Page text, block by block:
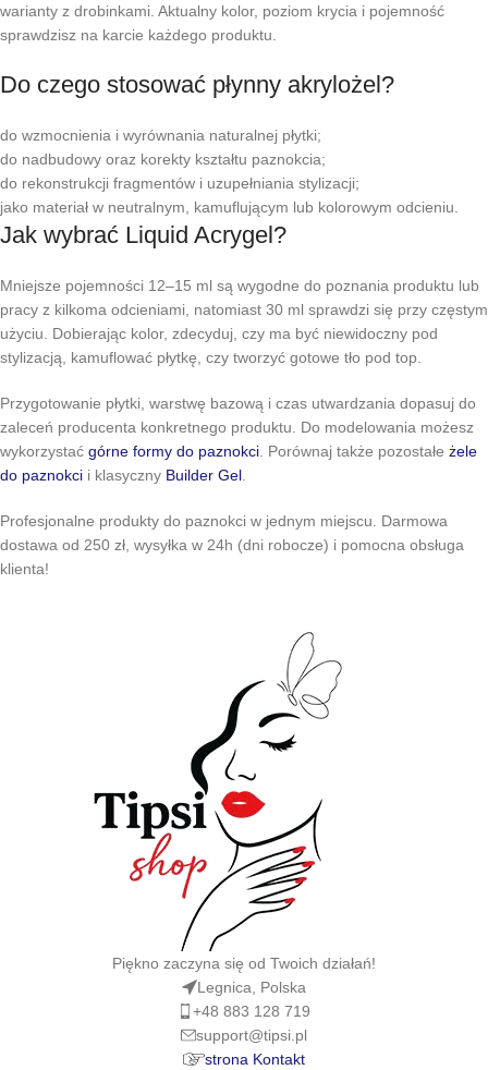
warianty z drobinkami. Aktualny kolor, poziom krycia i pojemność
sprawdzisz na karcie każdego produktu.
Do czego stosować płynny akrylożel?
do wzmocnienia i wyrównania naturalnej płytki;
do nadbudowy oraz korekty kształtu paznokcia;
do rekonstrukcji fragmentów i uzupełniania stylizacji;
jako materiał w neutralnym, kamuflującym lub kolorowym odcieniu.
Jak wybrać Liquid Acrygel?
Mniejsze pojemności 12–15 ml są wygodne do poznania produktu lub
pracy z kilkoma odcieniami, natomiast 30 ml sprawdzi się przy częstym
użyciu. Dobierając kolor, zdecyduj, czy ma być niewidoczny pod
stylizacją, kamuflować płytkę, czy tworzyć gotowe tło pod top.
Przygotowanie płytki, warstwę bazową i czas utwardzania dopasuj do
zaleceń producenta konkretnego produktu. Do modelowania możesz
wykorzystać górne formy do paznokci. Porównaj także pozostałe żele
do paznokci i klasyczny Builder Gel.
Profesjonalne produkty do paznokci w jednym miejscu. Darmowa
dostawa od 250 zł, wysyłka w 24h (dni robocze) i pomocna obsługa
klienta!
Piękno zaczyna się od Twoich działań!
Legnica, Polska
+48 883 128 719
support@tipsi.pl
strona Kontakt